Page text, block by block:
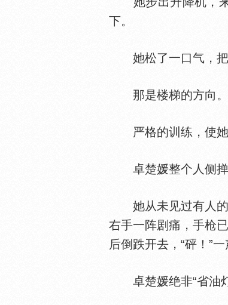
下。
她松了一口气，把
那是楼梯的方向。
严格的训练，使她
卓楚媛整个人侧掸
她从未见过有人的
右手一阵剧痛，手枪
后倒跌开去，“砰！”
卓楚媛绝非“省油灯